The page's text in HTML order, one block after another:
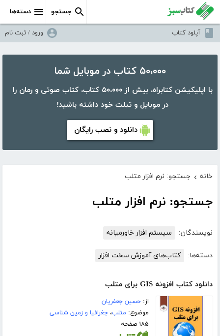
دسته‌ها جستجو
آپلود کتاب ورود / ثبت نام
۵۰،۰۰۰ کتاب در موبایل شما
با اپلیکیشن کتابراه، بیش از ۵۰،۰۰۰ کتاب، کتاب صوتی و رمان را
در موبایل و تبلت خود داشته باشید!
دانلود و نصب رایگان
خانه › جستجو: نرم افزار متلب
جستجو: نرم افزار متلب
نویسندگان: سیستم افزار خاورمیانه
دسته‌ها: کتاب‌های آموزش سخت افزار
دانلود کتاب افزونه GIS برای متلب
از:حسین جعفریان
موضوع: متلب،جغرافیا و زمین شناسی
۱۸۵ صفحه